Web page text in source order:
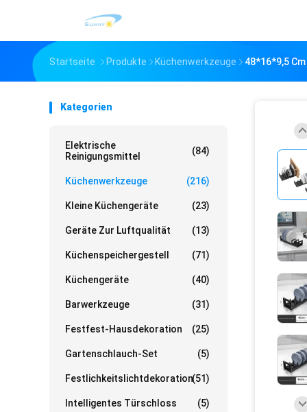
Startseite Produkte Küchenwerkzeuge 48*16*9,5
Kategorien
Elektrische
Reinigungsmittel
(84)
Küchenwerkzeuge (216)
Kleine Küchengeräte (23)
Geräte Zur Luftqualität (13)
Küchenspeichergestell (71)
Küchengeräte (40)
Barwerkzeuge (31)
Festfest-Hausdekoration (25)
Gartenschlauch-Set (5)
Festlichkeitslichtdekoration(51)
Intelligentes Türschloss (5)